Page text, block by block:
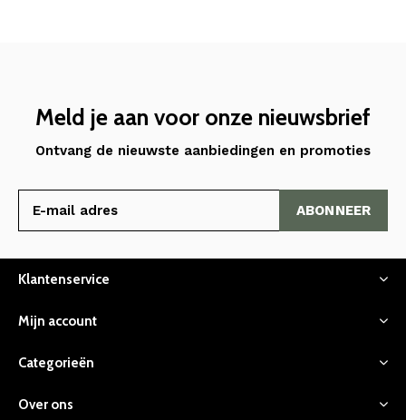
Meld je aan voor onze nieuwsbrief
Ontvang de nieuwste aanbiedingen en promoties
ABONNEER
Klantenservice
Mijn account
Categorieën
Over ons